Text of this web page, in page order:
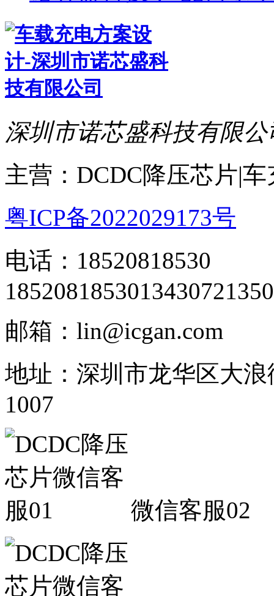
深圳市诺芯盛科技有限公
主营：DCDC降压芯片|
粤ICP备2022029173号
电话：18520818530
1852081853013430721350
邮箱：lin@icgan.com
地址：深圳市龙华区大
1007
微信客服02